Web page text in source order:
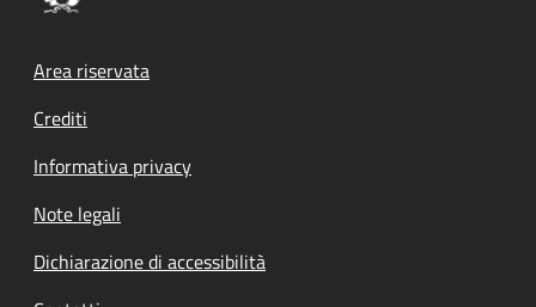
Footer menu
Area riservata
Crediti
Informativa privacy
Note legali
Dichiarazione di accessibilità